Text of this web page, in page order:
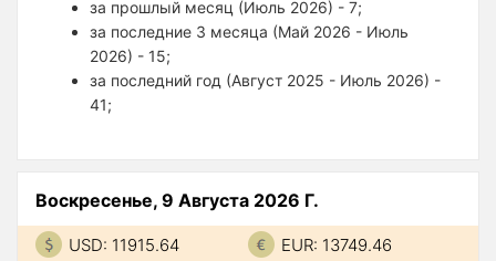
за прошлый месяц (Июль 2026) - 7;
за последние 3 месяца (Май 2026 - Июль
2026) - 15;
за последний год (Август 2025 - Июль 2026) -
41;
Воскресенье, 9 Августа 2026 Г.
USD: 11915.64 EUR: 13749.46